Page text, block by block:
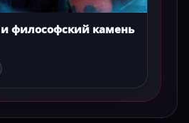
и философский камень